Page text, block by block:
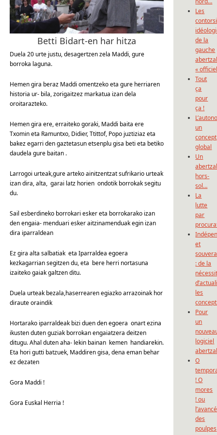
Betti Bidart-en har hitza
Duela 20 urte justu, desagertzen zela Maddi, gure
borroka laguna.
Hemen gira beraz Maddi omentzeko eta gure herriaren
historia ur- bila, zorigaitzez markatua izan dela
oroitarazteko.
Hemen gira ere, erraiteko goraki, Maddi baita ere
Txomin eta Ramuntxo, Didier, Ttittof, Popo juztiziaz eta
bakez egarri den gaztetasun etsenplu gisa beti eta betiko
daudela gure baitan .
Larrogoi urteak,gure arteko ainitzentzat sufrikario urteak
izan dira, alta, garai latz horien ondotik borrokak segitu
du.
Sail esberdineko borrokari esker eta borrokarako izan
den engaia- menduari esker aitzinamenduak egin izan
dira iparraldean
Ez gira alta salbatiak eta Iparraldea egoera
kezkagarrian segitzen du, eta bere herri nortasuna
izaiteko gaiak galtzen ditu.
Duela urteak bezala,haserrearen egiazko arrazoinak hor
diraute oraindik
Hortarako iparraldeak bizi duen den egoera onart ezina
ikusten duten guziak borrokan engaiatzera deitzen
ditugu. Ahal duten aha- lekin bainan kemen handiarekin.
Eta hori gutti batzuek, Maddiren gisa, dena eman behar
ez dezaten
Gora Maddi !
Gora Euskal Herria !
Les
de la
gauche
«
Tout
ça
pour
ça !
un
concept
global
Un
hors-
sol…
La
lutte
par
et
: de la
les
Pour
un
logiciel
O
! O
mores
! ou
des
poulpes